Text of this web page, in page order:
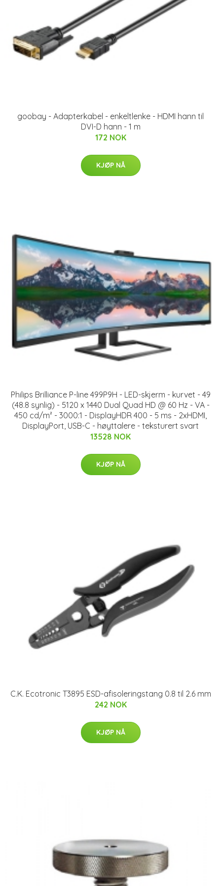
goobay - Adapterkabel - enkeltlenke - HDMI hann til
DVI-D hann - 1 m
172 NOK
KJØP NÅ
Philips Brilliance P-line 499P9H - LED-skjerm - kurvet - 49
(48.8 synlig) - 5120 x 1440 Dual Quad HD @ 60 Hz - VA -
450 cd/m² - 3000:1 - DisplayHDR 400 - 5 ms - 2xHDMI,
DisplayPort, USB-C - høyttalere - teksturert svart
13528 NOK
KJØP NÅ
C.K. Ecotronic T3895 ESD-afisoleringstang 0.8 til 2.6 mm
242 NOK
KJØP NÅ